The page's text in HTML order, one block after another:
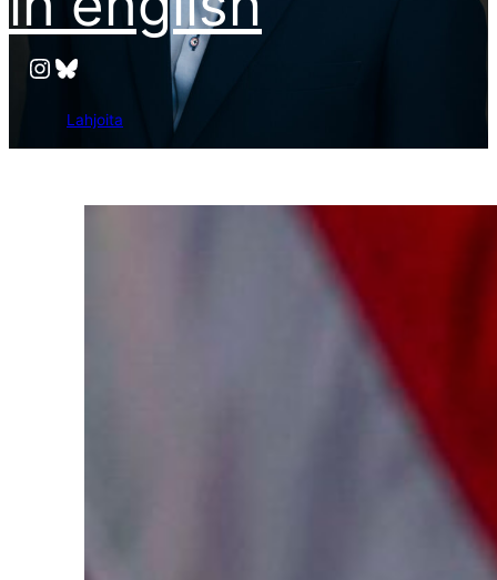
Instagram Bluesky
Lahjoita